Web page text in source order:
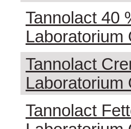
Tannolact 40
Laboratorium
Tannolact
Laboratorium
Tannolact